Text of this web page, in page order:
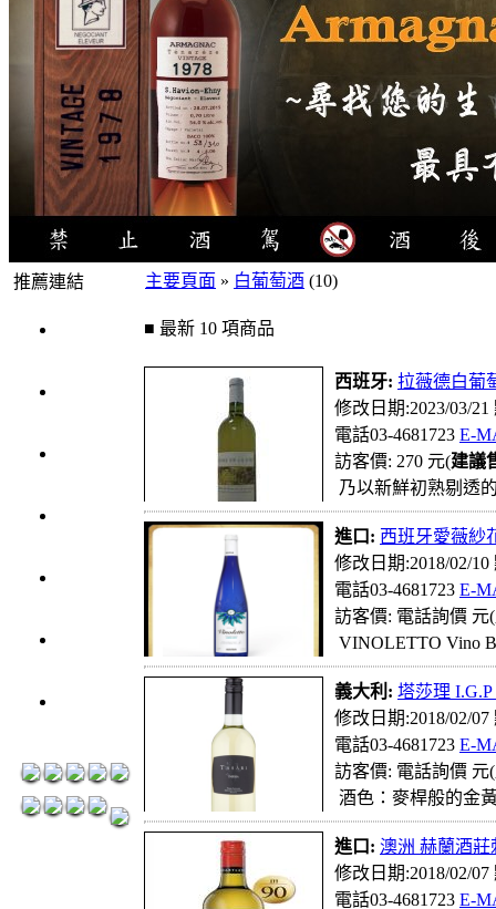
推薦連結 主要頁面 » 白葡萄酒 (10)
■ 最新 10 項商品
西班牙: 拉薇德白葡
修改日期:2023/03/21
電話03-4681723 E-
訪客價: 270 元(建議
乃以新鮮初熟剔透
進口: 西班牙愛薇紗
修改日期:2018/02/10
電話03-4681723 E-
訪客價: 電話詢價 元(
VINOLETTO Vino
義大利: 塔莎理 I.G.P
修改日期:2018/02/07
電話03-4681723 E-
訪客價: 電話詢價 元(
酒色：麥桿般的金
進口: 澳洲 赫蘭酒莊
修改日期:2018/02/07
電話03-4681723 E-